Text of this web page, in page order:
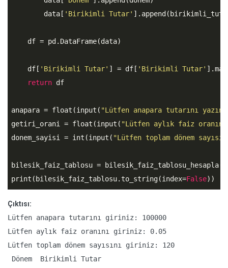
        data[
'Birikimli Tutar'
    df = pd.DataFrame(data)
    df[
'Birikimli Tutar' ] = df[ 'Birikimli Tutar'
return df
anapara = float(input( "Lütfen anapara tutarını
getiri_orani = float(input( "Lütfen aylık faiz
donem_sayisi = int(input( "Lütfen toplam dönem
bilesik_faiz_tablosu =
print(bilesik_faiz_tablosu.to_string(index=False))
Çıktısı:
Lütfen anapara tutarını giriniz: 100000
Lütfen aylık faiz oranını giriniz: 0.05
Lütfen toplam dönem sayısını giriniz: 120
Dönem  Birikimli Tutar